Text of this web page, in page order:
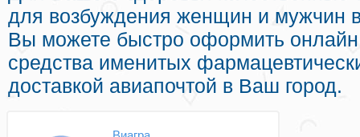
для возбуждения женщин и мужчин
Вы можете быстро оформить
средства именитых
доставкой авиапочтой в Ваш город.